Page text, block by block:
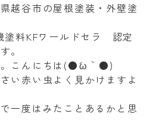
越谷市の屋根塗装・外壁塗
塗料KFワールドセラ 認定
。
こんにちは(●´ω｀●)
い赤い虫よく見かけますよ
一度はみたことあるかと思